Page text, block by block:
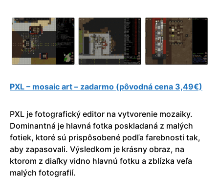
PXL – mosaic art – zadarmo (pôvodná cena 3,49€)
PXL je fotografický editor na vytvorenie mozaiky.
Dominantná je hlavná fotka poskladaná z malých
fotiek, ktoré sú prispôsobené podľa farebnosti tak,
aby zapasovali. Výsledkom je krásny obraz, na
ktorom z diaľky vidno hlavnú fotku a zblízka veľa
malých fotografií.